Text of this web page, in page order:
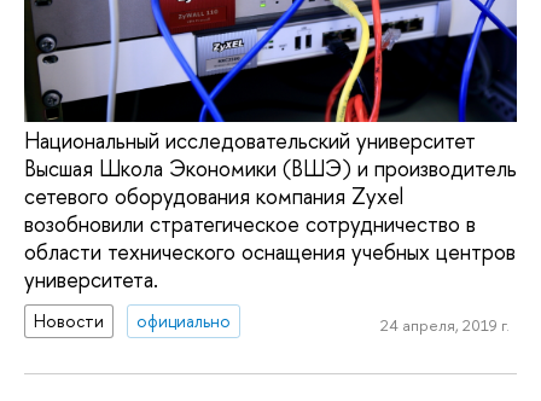
Национальный исследовательский университет
Высшая Школа Экономики (ВШЭ) и производитель
сетевого оборудования компания Zyxel
возобновили стратегическое сотрудничество в
области технического оснащения учебных центров
университета.
Новости официально 24 апреля, 2019 г.